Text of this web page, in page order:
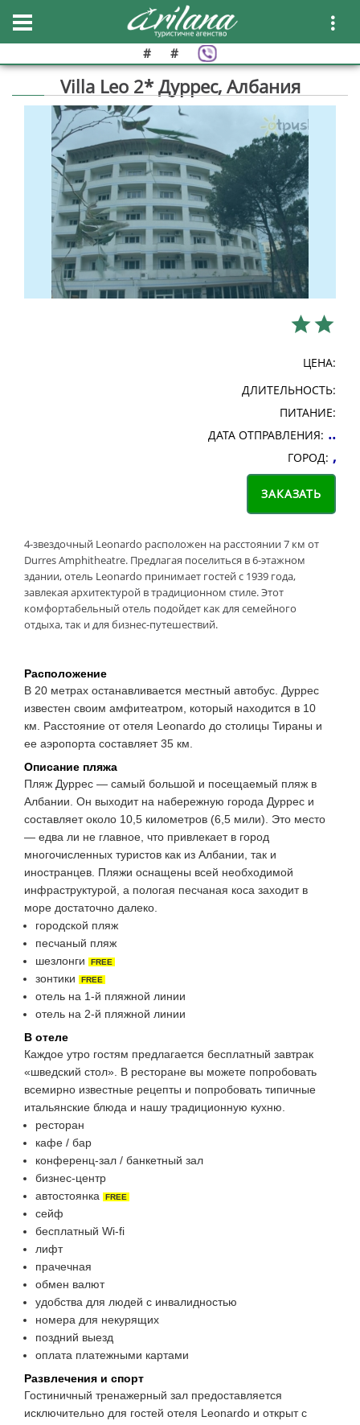
# #
Villa Leo 2* Дуррес, Албания
ЦЕНА:
ДЛИТЕЛЬНОСТЬ:
ПИТАНИЕ:
ДАТА ОТПРАВЛЕНИЯ: ..
ГОРОД: ,
4-звездочный Leonardo расположен на расстоянии 7 км от
Durres Amphitheatre. Предлагая поселиться в 6-этажном
здании, отель Leonardo принимает гостей с 1939 года,
завлекая архитектурой в традиционном стиле.​ Этот
комфортабельный отель подойдет как для семейного
отдыха, так и для бизнес-путешествий.
Расположение
В 20 метрах останавливается местный автобус. Дуррес
известен своим амфитеатром, который находится в 10
км. Расстояние от отеля Leonardo до столицы Тираны и
ее аэропорта составляет 35 км.
Описание пляжа
Пляж Дуррес — самый большой и посещаемый пляж в
Албании. Он выходит на набережную города Дуррес и
составляет около 10,5 километров (6,5 мили). Это место
— едва ли не главное, что привлекает в город
многочисленных туристов как из Албании, так и
иностранцев. Пляжи оснащены всей необходимой
инфраструктурой, а пологая песчаная коса заходит в
море достаточно далеко.
городской пляж
песчаный пляж
шезлонги
FREE
зонтики FREE
отель на 1-й пляжной линии
отель на 2-й пляжной линии
В отеле
Каждое утро гостям предлагается бесплатный завтрак
«шведский стол». В ресторане вы можете попробовать
всемирно известные рецепты и попробовать типичные
итальянские блюда и нашу традиционную кухню.
ресторан
кафе / бар
конференц-зал / банкетный зал
бизнес-центр
автостоянка
FREE
сейф
бесплатный Wi-fi
лифт
прачечная
обмен валют
удобства для людей с инвалидностью
номера для некурящих
поздний выезд
оплата платежными картами
Развлечения и спорт
Гостиничный тренажерный зал предоставляется
исключительно для гостей отеля Leonardo и открыт с